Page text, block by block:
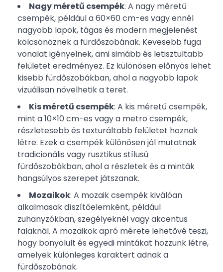
Nagy méretű csempék: A nagy méretű
csempék, például a 60×60 cm-es vagy ennél
nagyobb lapok, tágas és modern megjelenést
kölcsönöznek a fürdőszobának. Kevesebb fuga
vonalat igényelnek, ami simább és letisztultabb
felületet eredményez. Ez különösen előnyös lehet
kisebb fürdőszobákban, ahol a nagyobb lapok
vizuálisan növelhetik a teret.
Kis méretű csempék: A kis méretű csempék,
mint a 10×10 cm-es vagy a metro csempék,
részletesebb és texturáltabb felületet hoznak
létre. Ezek a csempék különösen jól mutatnak
tradicionális vagy rusztikus stílusú
fürdőszobákban, ahol a részletek és a minták
hangsúlyos szerepet játszanak.
Mozaikok: A mozaik csempék kiválóan
alkalmasak díszítőelemként, például
zuhanyzókban, szegélyeknél vagy akcentus
falaknál. A mozaikok apró mérete lehetővé teszi,
hogy bonyolult és egyedi mintákat hozzunk létre,
amelyek különleges karaktert adnak a
fürdőszobának.